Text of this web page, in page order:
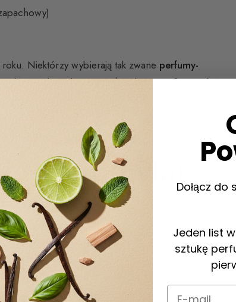
Niektórzy wybierają tak zwane perfumy-
rekomendacji dotyczących wyboruperfum na lato.
niemowląt
jest bardzo lekką kompozycją. Może zawierać
rozpuszczalnikiem zmieszanym z koncentratem
i lepką teksturę.
dermatologicznie. Zaleca się sprawdzenie ich
. Należy je aplikować wyłącznie na ubrania, nigdy
Dołącz do
Jeden list
sztukę
Email